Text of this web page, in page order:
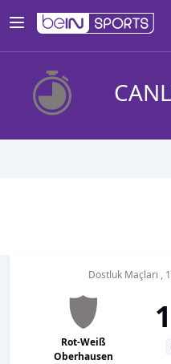
Dostluk Maçları ,
Rot-Weiß
Oberhausen
1